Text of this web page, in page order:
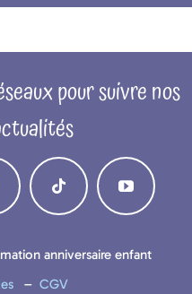
pour suivre nos
anniversaire enfant
– CGV